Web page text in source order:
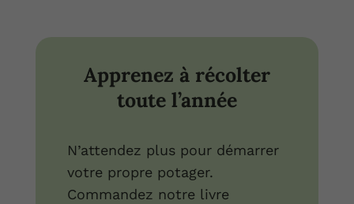
Apprenez à récolter
toute l’année
N’attendez plus pour démarrer
votre propre potager.
Commandez notre livre